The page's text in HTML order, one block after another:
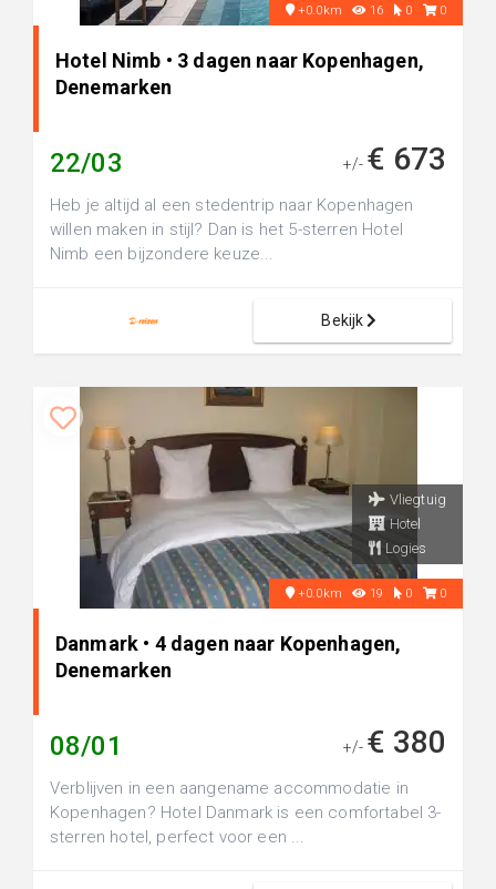
+0.0km 16 0 0
Hotel Nimb • 3 dagen naar Kopenhagen,
Denemarken
22/03 +/- € 673
Heb je altijd al een stedentrip naar Kopenhagen
willen maken in stijl? Dan is het 5-sterren Hotel
Nimb een bijzondere keuze...
Bekijk
Vliegtuig
Hotel
Logies
+0.0km 19 0 0
Danmark • 4 dagen naar Kopenhagen,
Denemarken
08/01 +/- € 380
Verblijven in een aangename accommodatie in
Kopenhagen? Hotel Danmark is een comfortabel 3-
sterren hotel, perfect voor een ...